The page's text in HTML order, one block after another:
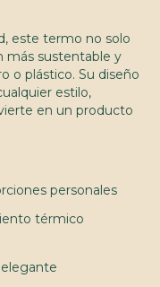
este termo no solo
más sustentable y
o plástico. Su diseño
estilo,
en un producto
personales
térmico